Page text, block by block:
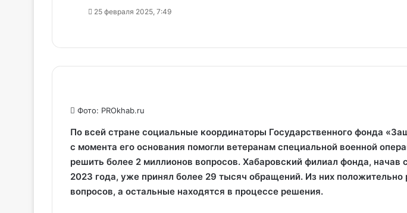
25 февраля 2025, 7:49
Фото: PROkhab.ru
По всей стране социальные координаторы Государственного фонда
с момента его основания помогли ветеранам специальной военной
решить более 2 миллионов вопросов. Хабаровский филиал фонда, начав
2023 года, уже принял более 29 тысяч обращений. Из них положительно
вопросов, а остальные находятся в процессе решения.